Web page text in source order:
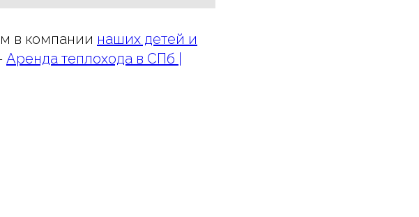
в компании наших детей и
Аренда теплохода в СПб |